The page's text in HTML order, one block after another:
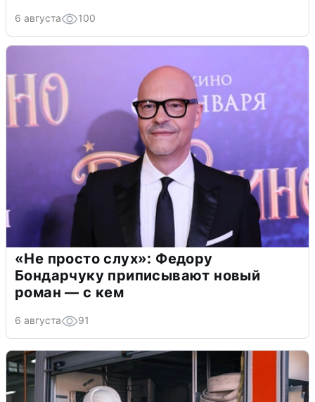
6 августа 100
«Не просто слух»: Федору
Бондарчуку приписывают новый
роман — с кем
6 августа 91